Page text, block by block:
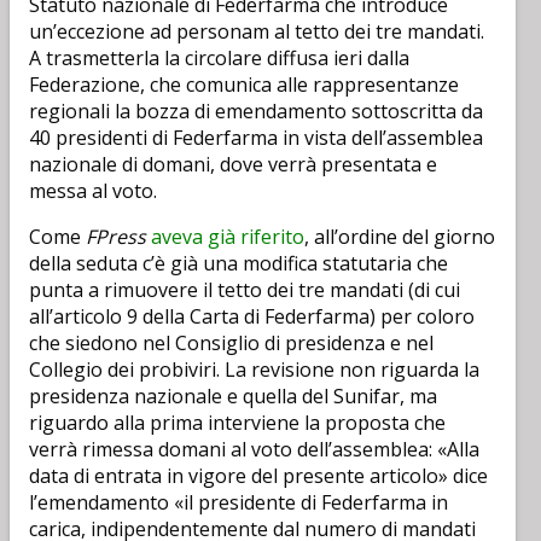
un’eccezione ad personam al tetto dei tre mandati.
A trasmetterla la circolare diffusa ieri dalla
Federazione, che comunica alle rappresentanze
regionali la bozza di emendamento sottoscritta da
40 presidenti di Federfarma in vista dell’assemblea
nazionale di domani, dove verrà presentata e
messa al voto.
Come FPressaveva già riferito, all’ordine del giorno
della seduta c’è già una modifica statutaria che
punta a rimuovere il tetto dei tre mandati (di cui
all’articolo 9 della Carta di Federfarma) per coloro
che siedono nel Consiglio di presidenza e nel
Collegio dei probiviri. La revisione non riguarda la
presidenza nazionale e quella del Sunifar, ma
riguardo alla prima interviene la proposta che
verrà rimessa domani al voto dell’assemblea: «Alla
data di entrata in vigore del presente articolo» dice
l’emendamento «il presidente di Federfarma in
carica, indipendentemente dal numero di mandati